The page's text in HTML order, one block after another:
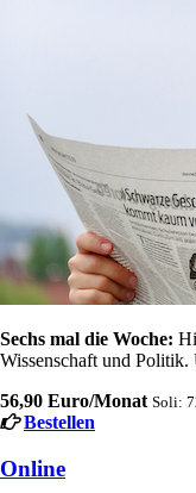
Sechs mal die Woche:
Wissenschaft und Politik.
56,90 Euro/Monat Soli:
Bestellen
Online